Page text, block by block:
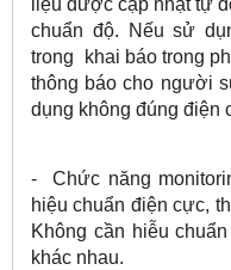
liệu được cập nhật tự
chuẩn độ. Nếu sử
trong khai báo trong
thông báo cho người
dụng không đúng điện
- Chức năng
hiệu chuẩn điện cực,
Không cần hiễu
khác nhau.